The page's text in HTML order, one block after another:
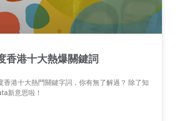
香港十大熱爆關鍵詞
港十大熱門關鍵字詞，你有無了解過？ 除了知
新意思啦！